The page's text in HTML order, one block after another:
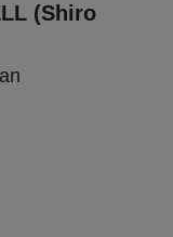
(Shiro